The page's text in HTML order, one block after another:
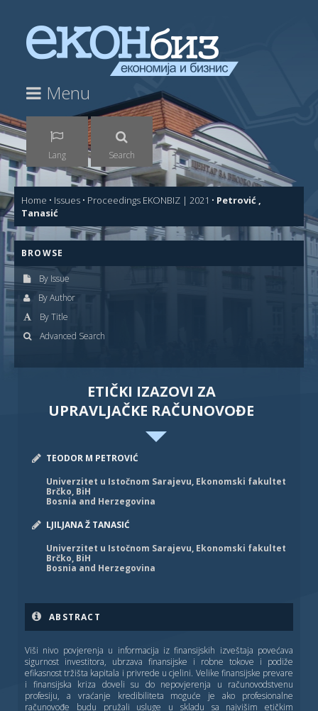
Menu
Lang Search
Home • Issues • Proceedings EKONBIZ | 2021 • Petrović ,
Tanasić
BROWSE
By Issue
By Author
By Title
Advanced Search
ETIČKI IZAZOVI ZA
UPRAVLJAČKE RAČUNOVOĐE
TEODOR M PETROVIĆ
Univerzitet u Istočnom Sarajevu, Ekonomski fakultet
Brčko, BiH
Bosnia and Herzegovina
LJILЈANA Ž TANASIĆ
Univerzitet u Istočnom Sarajevu, Ekonomski fakultet
Brčko, BiH
Bosnia and Herzegovina
ABSTRACT
Viši nivo povjerenja u informacija iz finansijskih izveštaja povećava
sigurnost investitora, ubrzava finansijske i robne tokove i podiže
efikasnost tržišta kapitala i privrede u cjelini. Velike finansijske prevare
i finansijska kriza doveli su do nepovjerenja u računovodstvenu
profesiju, a vraćanje kredibiliteta moguće je ako profesionalne
računovođe budu pružali usluge u skladu sa najvišim etičkim